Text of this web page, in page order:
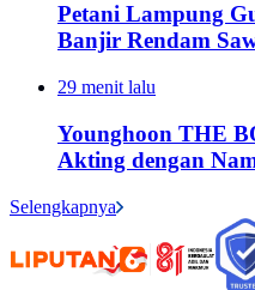
Petani Lampung
Banjir Rendam
29 menit lalu
Younghoon THE
Akting dengan
Selengkapnya